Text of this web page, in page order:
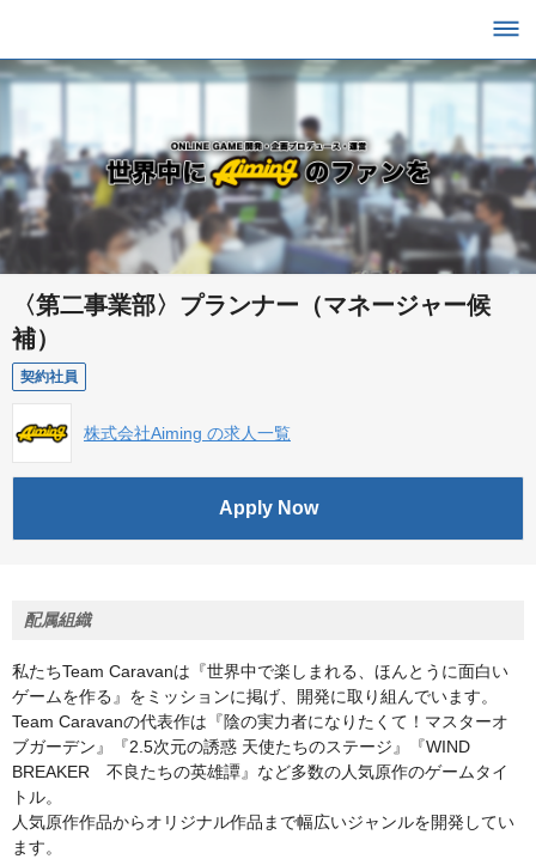
〈第二事業部〉プランナー（マネージャー候
補）
契約社員
株式会社Aiming の求人一覧
Apply Now
配属組織
私たちTeam Caravanは『世界中で楽しまれる、ほんとうに面白い
ゲームを作る』をミッションに掲げ、開発に取り組んでいます。
Team Caravanの代表作は『陰の実力者になりたくて！マスターオ
ブガーデン』『2.5次元の誘惑 天使たちのステージ』『WIND
BREAKER 不良たちの英雄譚』など多数の人気原作のゲームタイ
トル。
人気原作作品からオリジナル作品まで幅広いジャンルを開発してい
ます。